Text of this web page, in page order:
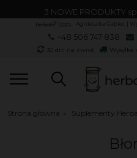
3 NOWE PRODUKTY
Agnieszka Gabiec |
+48 506 747 838
30 dni na zwrot Wysyłka
Strona główna Suplementy